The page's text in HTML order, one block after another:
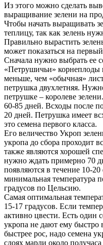
Из этого можно сделать
выращивание зелени на
Чтобы начать выращивать
теплицу, так как зелень
Правильно вырастить
может показаться на
Сначала нужно выбрать ее
«Петрушичьи» корнеплоды
меньше, чем «обычная»
петрушка двухлетняя.
петрушке – королеве
60-85 дней. Всходы после
20 дней. Петрушка имеет
это семена первого класса.
Его величество Укроп
укропа до сбора проходит
также являются хорошей
нужно ждать примерно 70
появляются в течение 10-
минимальная температура
градусов по Цельсию.
Самая оптимальная
15-17 градусов. Если
активно цвести. Есть один
укропа не дают ему быстро
быстрее рос, надо семена
слоях марли около